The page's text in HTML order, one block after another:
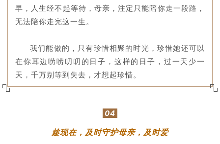
早，人生经不起等待，母亲，注定只能陪你走一段路，
无法陪你走完这一生。
我们能做的，只有珍惜相聚的时光，珍惜她还可以
在你耳边唠唠叨叨的日子，这样的日子，过一天少一
天，千万别等到失去，才想起珍惜。
04
趁现在，及时守护母亲，及时爱